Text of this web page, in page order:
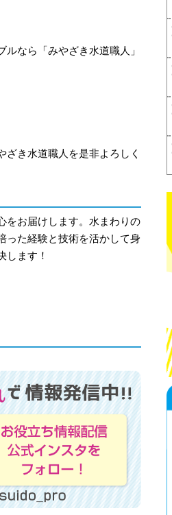
なら「みやざき水道職人」
き水道職人を是非よろしく
をお届けします。水まわりの
った経験と技術を活かして身
します！